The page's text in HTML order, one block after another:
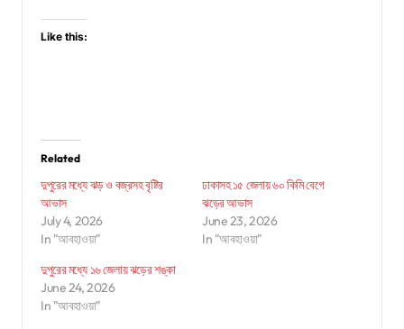
Like this:
Related
দুপুরের মধ্যে ঝড় ও বজ্রসহ বৃষ্টির
আভাস
July 4, 2026
In "আবহাওয়া"
ঢাকাসহ ১৫ জেলায় ৬০ কিমি বেগে
ঝড়ের আভাস
June 23, 2026
In "আবহাওয়া"
দুপুরের মধ্যে ১৬ জেলায় ঝড়ের শঙ্কা
June 24, 2026
In "আবহাওয়া"